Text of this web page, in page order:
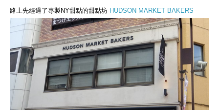
路上先經過了專製NY甜點的甜點坊-HUDSON MARKET BAKERS